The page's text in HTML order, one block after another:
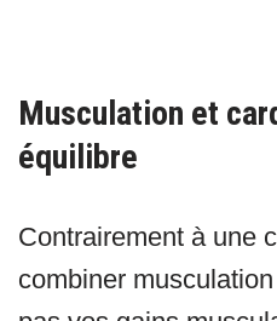
Musculation et
équilibre
Contrairement à une
combiner